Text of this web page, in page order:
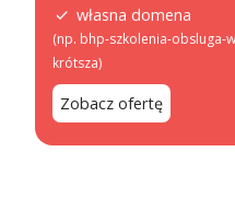
własna domena
(np. bhp-szkolenia-obsluga-
krótsza)
Zobacz ofertę